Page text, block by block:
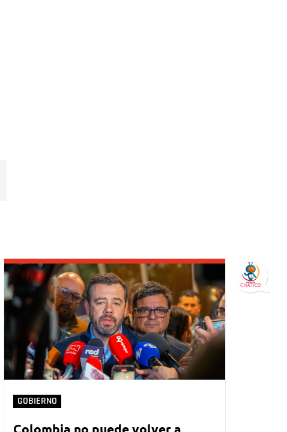
GOBIERNO
Colombia no puede volver a